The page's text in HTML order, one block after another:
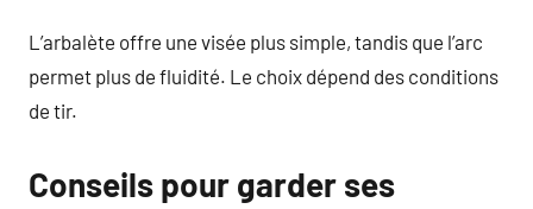
L’arbalète offre une visée plus simple, tandis que l’arc
permet plus de fluidité. Le choix dépend des conditions
de tir.
Conseils pour garder ses